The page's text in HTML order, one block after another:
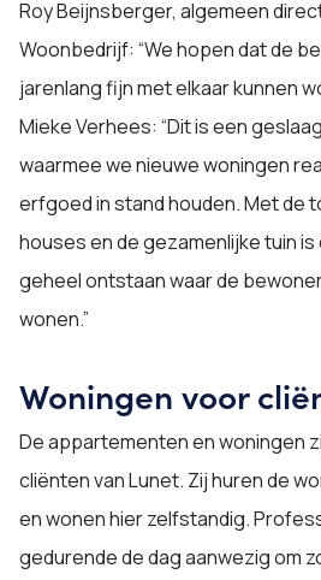
Roy Beijnsberger, algemeen
Woonbedrijf: “We hopen dat de
jarenlang fijn met elkaar kunnen
Mieke Verhees: “Dit is een
waarmee we nieuwe woningen
erfgoed in stand houden. Met de
houses en de gezamenlijke tuin
geheel ontstaan waar de
wonen.”
Woningen voor
De appartementen en woningen
cliënten van Lunet. Zij huren de
en wonen hier zelfstandig.
gedurende de dag aanwezig om